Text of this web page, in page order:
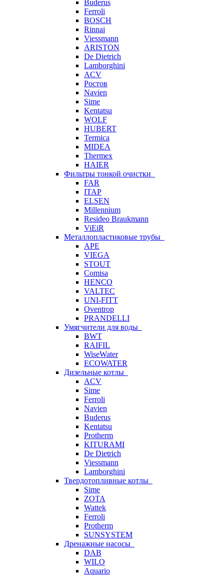
Buderus
Ferroli
BOSCH
Rinnai
Viessmann
ARISTON
De Dietrich
Lamborghini
ACV
Ростов
Navien
Sime
Kentatsu
WOLF
HUBERT
Termica
MIDEA
Thermex
HAIER
Фильтры тонкой очистки
FAR
ITAP
ELSEN
Millennium
Resideo Braukmann
ViEiR
Металлопластиковые трубы
APE
VIEGA
STOUT
Comisa
HENCO
VALTEC
UNI-FITT
Oventrop
PRANDELLI
Умягчители для воды
BWT
RAIFIL
WiseWater
ECOWATER
Дизельные котлы
ACV
Sime
Ferroli
Navien
Buderus
Kentatsu
Protherm
KITURAMI
De Dietrich
Viessmann
Lamborghini
Твердотопливные котлы
Sime
ZOTA
Wattek
Ferroli
Protherm
SUNSYSTEM
Дренажные насосы
DAB
WILO
Aquario